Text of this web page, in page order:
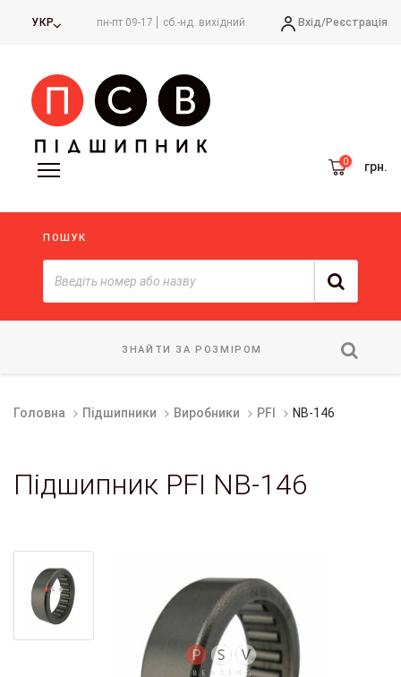
УКР пн-пт 09-17 сб.-нд. вихідний Вхід/Реєстрація
грн.
ПОШУК
ЗНАЙТИ ЗА РОЗМІРОМ
Головна Підшипники Виробники PFI NB-146
Підшипник PFI NB-146